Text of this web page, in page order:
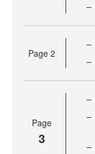
Page 2
Page
3